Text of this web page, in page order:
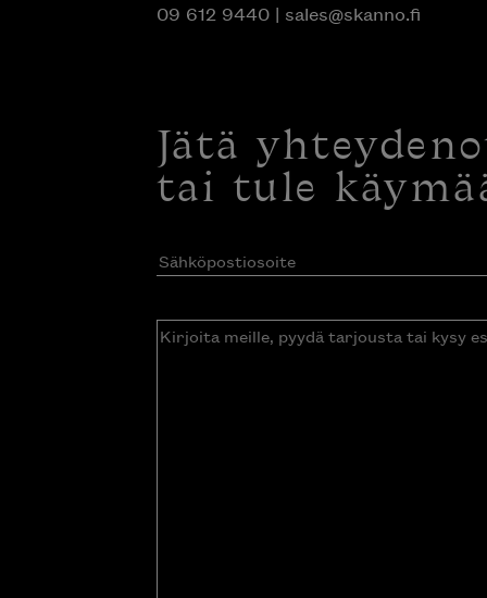
09 612 9440| sales@skanno.fi
Jätä
tai tule
Sähköpostiosoite(Pakollinen)
Kirjoita